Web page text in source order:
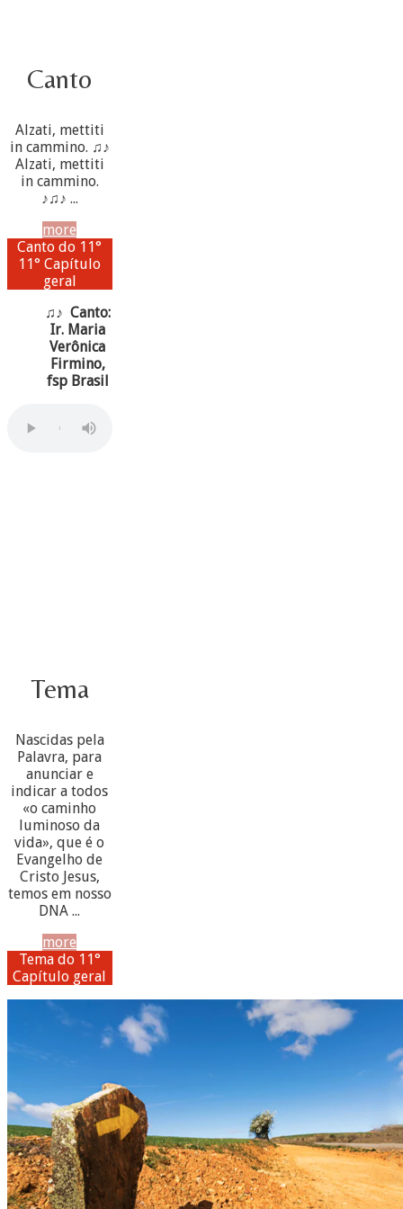
Canto
Alzati, mettiti
in cammino. ♫♪
Alzati, mettiti
in cammino.
♪♫♪ ...
more
Canto do 11°
11° Capítulo
geral
♫♪ Canto:
Ir. Maria
Verônica
Firmino,
fsp Brasil
Tema
Nascidas pela
Palavra, para
anunciar e
indicar a todos
«o caminho
luminoso da
vida», que é o
Evangelho de
Cristo Jesus,
temos em nosso
DNA ...
more
Tema do 11°
Capítulo geral